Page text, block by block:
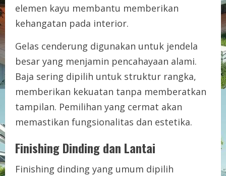
elemen kayu membantu memberikan
kehangatan pada interior.
Gelas cenderung digunakan untuk jendela
besar yang menjamin pencahayaan alami.
Baja sering dipilih untuk struktur rangka,
memberikan kekuatan tanpa memberatkan
tampilan. Pemilihan yang cermat akan
memastikan fungsionalitas dan estetika.
Finishing Dinding dan Lantai
Finishing dinding yang umum dipilih